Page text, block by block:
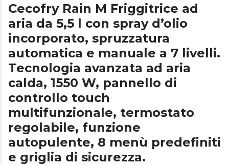
Cecofry Rain M Friggitrice ad
aria da 5,5 l con spray d’olio
incorporato, spruzzatura
automatica e manuale a 7 livelli.
Tecnologia avanzata ad aria
calda, 1550 W, pannello di
controllo touch
multifunzionale, termostato
regolabile, funzione
autopulente, 8 menù predefiniti
e griglia di sicurezza.